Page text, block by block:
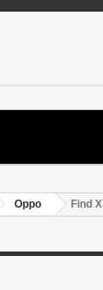
Oppo Find X